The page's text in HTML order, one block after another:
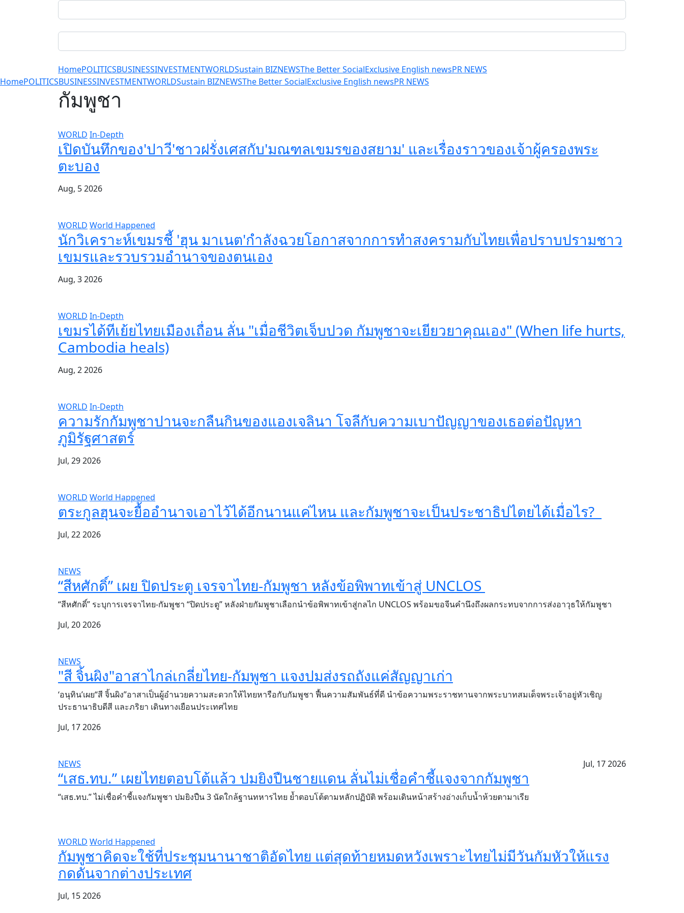
HomePOLITICSBUSINESSINVESTMENTWORLDSustain BIZNEWSThe Better SocialExclusive English newsPR NEWS
HomePOLITICSBUSINESSINVESTMENTWORLDSustain BIZNEWSThe Better SocialExclusive English newsPR NEWS
กัมพูชา
WORLD In-Depth
เปิดบันทึกของ'ปาวี'ชาวฝรั่งเศสกับ'มณฑลเขมรของสยาม' และเรื่องราวของเจ้าผู้ครองพระ
ตะบอง
Aug, 5 2026
WORLD World Happened
นักวิเคราะห์เขมรชี้ 'ฮุน มาเนต'กำลังฉวยโอกาสจากการทำสงครามกับไทยเพื่อปราบปรามชาว
เขมรและรวบรวมอำนาจของตนเอง
Aug, 3 2026
WORLD In-Depth
เขมรได้ทีเย้ยไทยเมืองเถื่อน ลั่น "เมื่อชีวิตเจ็บปวด กัมพูชาจะเยียวยาคุณเอง" (When life hurts,
Cambodia heals)
Aug, 2 2026
WORLD In-Depth
ความรักกัมพูชาปานจะกลืนกินของแองเจลินา โจลีกับความเบาปัญญาของเธอต่อปัญหา
ภูมิรัฐศาสตร์
Jul, 29 2026
WORLD World Happened
ตระกูลฮุนจะยื้ออำนาจเอาไว้ได้อีกนานแค่ไหน และกัมพูชาจะเป็นประชาธิปไตยได้เมื่อไร?
Jul, 22 2026
NEWS
“สีหศักดิ์” เผย ปิดประตู เจรจาไทย-กัมพูชา หลังข้อพิพาทเข้าสู่ UNCLOS
“สีหศักดิ์” ระบุการเจรจาไทย-กัมพูชา “ปิดประตู” หลังฝ่ายกัมพูชาเลือกนำข้อพิพาทเข้าสู่กลไก UNCLOS พร้อมขอจีนคำนึงถึงผลกระทบจากการส่งอาวุธให้กัมพูชา
Jul, 20 2026
NEWS
"สี จิ้นผิง"อาสาไกล่เกลี่ยไทย-กัมพูชา แจงปมส่งรถถังแค่สัญญาเก่า
‘อนุทิน’เผย“สี จิ้นผิง”อาสาเป็นผู้อำนวยความสะดวกให้ไทยหารือกับกัมพูชา ฟื้นความสัมพันธ์ที่ดี นำข้อความพระราชทานจากพระบาทสมเด็จพระเจ้าอยู่หัวเชิญ
ประธานาธิบดีสี และภริยา เดินทางเยือนประเทศไทย
Jul, 17 2026
NEWS
“เสธ.ทบ.” เผยไทยตอบโต้แล้ว ปมยิงปืนชายแดน ลั่นไม่เชื่อคำชี้แจงจากกัมพูชา
“เสธ.ทบ.” ไม่เชื่อคำชี้แจงกัมพูชา ปมยิงปืน 3 นัดใกล้ฐานทหารไทย ย้ำตอบโต้ตามหลักปฏิบัติ พร้อมเดินหน้าสร้างอ่างเก็บน้ำห้วยตามาเรีย
Jul, 17 2026
WORLD World Happened
กัมพูชาคิดจะใช้ที่ประชุมนานาชาติอัดไทย แต่สุดท้ายหมดหวังเพราะไทยไม่มีวันกัมหัวให้แรง
กดดันจากต่างประเทศ
Jul, 15 2026